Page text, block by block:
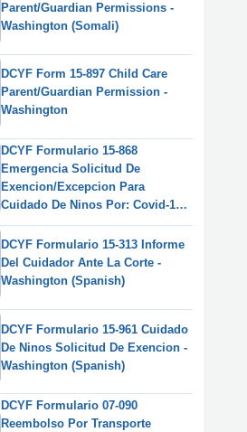
Parent/Guardian Permissions -
Washington (Somali)
DCYF Form 15-897 Child Care
Parent/Guardian Permission -
Washington
DCYF Formulario 15-868
Emergencia Solicitud De
Exencion/Excepcion Para
Cuidado De Ninos Por: Covid-19
(Nuevo Coronavirus 2019) -
Washington (Spanish)
DCYF Formulario 15-313 Informe
Del Cuidador Ante La Corte -
Washington (Spanish)
DCYF Formulario 15-961 Cuidado
De Ninos Solicitud De Exencion -
Washington (Spanish)
DCYF Formulario 07-090
Reembolso Por Transporte